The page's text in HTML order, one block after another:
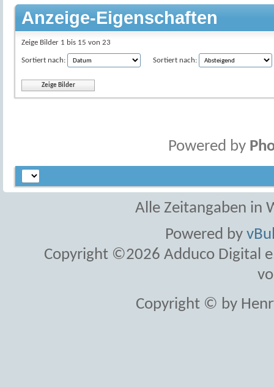
Anzeige-Eigenschaften
Zeige Bilder 1 bis 15 von 23
Sortiert nach: Sortiert nach:
Powered by
Alle Zeitangaben in
Powered by
Copyright ©2026 Adduco Digital
Copyright © by